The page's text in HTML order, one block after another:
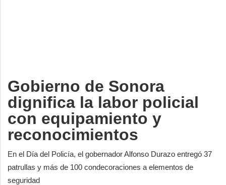
Gobierno de Sonora
dignifica la labor policial
con equipamiento y
reconocimientos
En el Día del Policía, el gobernador Alfonso Durazo entregó 37
patrullas y más de 100 condecoraciones a elementos de
seguridad